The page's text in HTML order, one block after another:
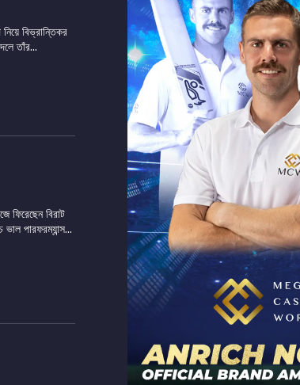
বিভ্রান্তিকর
তাঁর...
বিরাট
পারফরম্যান্স...